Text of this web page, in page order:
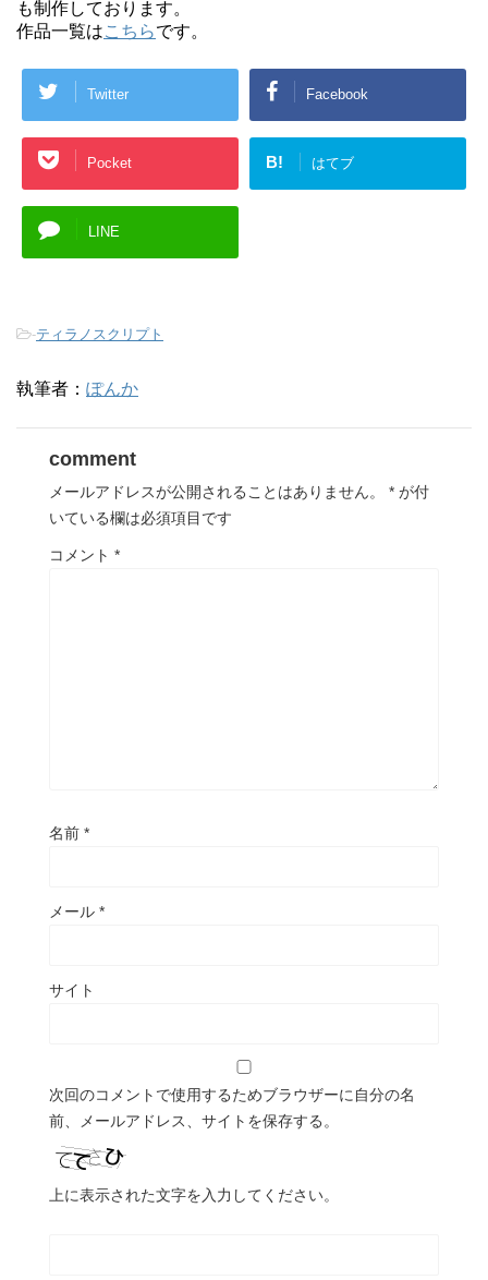
も制作しております。
作品一覧はこちらです。
Twitter Facebook
Pocket B! はてブ
LINE
-ティラノスクリプト
執筆者： ぽんか
comment
メールアドレスが公開されることはありません。 * が付
いている欄は必須項目です
コメント *
名前 *
メール *
サイト
次回のコメントで使用するためブラウザーに自分の名
前、メールアドレス、サイトを保存する。
上に表示された文字を入力してください。